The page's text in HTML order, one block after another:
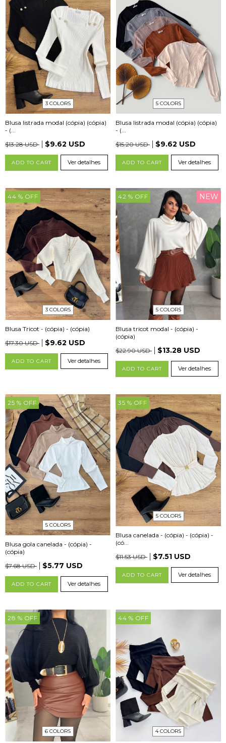
3 COLORS
Blusa listrada modal (cópia) (cópia)
- (...
$13.28 USD
$9.62 USD
ADD TO CART Ver detalhes
5 COLORS
Blusa listrada modal (cópia) (cópia)
- (...
$15.20 USD
$9.62 USD
ADD TO CART Ver detalhes
44 % OFF
3 COLORS
Blusa Tricot - (cópia) - (cópia)
$17.30 USD
$9.62 USD
ADD TO CART Ver detalhes
42 % OFF NEW
5 COLORS
Blusa tricot modal - (cópia) -
(cópia)
$22.90 USD
$13.28 USD
ADD TO CART Ver detalhes
25 % OFF
5 COLORS
Blusa gola canelada - (cópia) -
(cópia)
$7.68 USD
$5.77 USD
ADD TO CART Ver detalhes
35 % OFF
5 COLORS
Blusa canelada - (cópia) - (cópia) -
(có...
$11.53 USD
$7.51 USD
ADD TO CART Ver detalhes
28 % OFF
6 COLORS
44 % OFF
4 COLORS